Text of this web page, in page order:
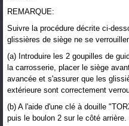
REMARQUE:
Suivre la procédure décrite ci-
glissières de siège ne se
(a) Introduire les 2 goupilles de
la carrosserie, placer le siège
avancée et s'assurer que les
extérieure sont correctement
(b) A l'aide d'une clé à douille
puis le boulon 2 sur le côté arrière.